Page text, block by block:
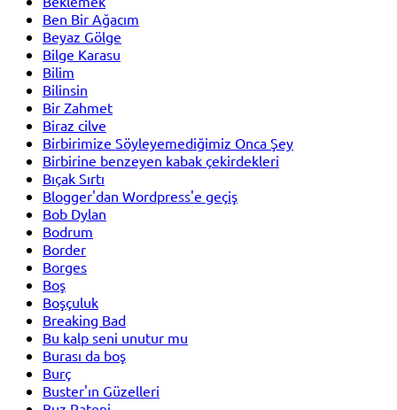
Ben Bir Ağacım
Beyaz Gölge
Bilge Karasu
Bilim
Bilinsin
Bir Zahmet
Biraz cilve
Birbirimize Söyleyemediğimiz Onca Şey
Birbirine benzeyen kabak çekirdekleri
Bıçak Sırtı
Blogger'dan Wordpress'e geçiş
Bob Dylan
Bodrum
Border
Borges
Boş
Boşçuluk
Breaking Bad
Bu kalp seni unutur mu
Burası da boş
Burç
Buster'ın Güzelleri